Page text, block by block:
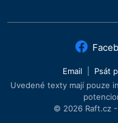
Email Psát
Uvedené texty mají pouze
© 2026 Raft.cz -